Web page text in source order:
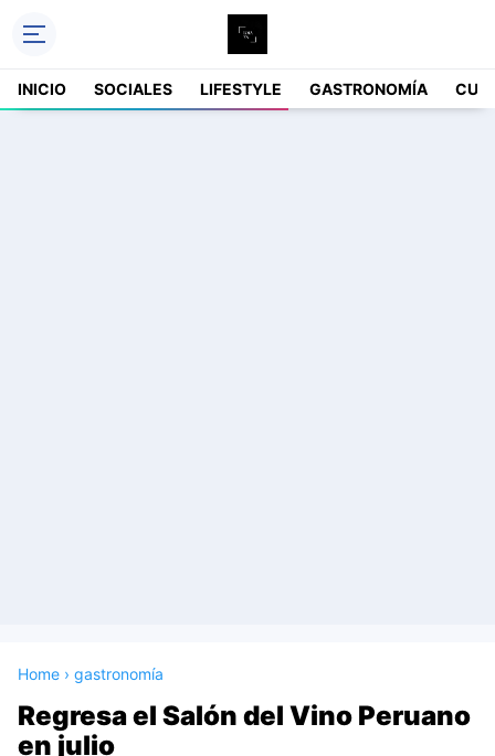
INICIO SOCIALES LIFESTYLE GASTRONOMÍA
Home › gastronomía
Regresa el Salón del Vino Peruano
en julio